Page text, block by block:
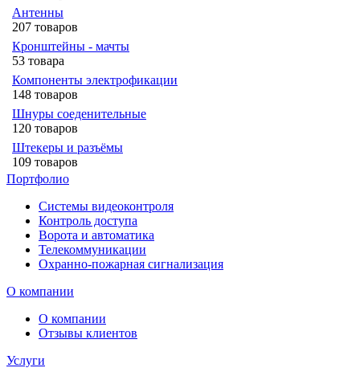
Антенны
207 товаров
Кронштейны - мачты
53 товара
Компоненты электрофикации
148 товаров
Шнуры соеденительные
120 товаров
Штекеры и разъёмы
109 товаров
Портфолио
Системы видеоконтроля
Контроль доступа
Ворота и автоматика
Телекоммуникации
Охранно-пожарная сигнализация
О компании
О компании
Отзывы клиентов
Услуги